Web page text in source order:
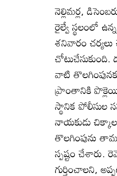
నెల్లిమర్ల,
రైల్వే స్థలంలో
శనివారం
చోటుచేసుకుంది.
వాటి
ప్రాంతానికి
స్థానిక పోలీసుల
నాయకుడు
తొలగింపును
స్పష్టం చేశారు.
గుర్తించాలని,